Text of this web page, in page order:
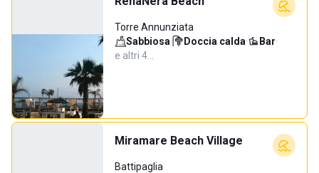
Torre Annunziata
Sabbiosa· Doccia calda· Bar·
e altri 4…
Miramare Beach Village
Battipaglia